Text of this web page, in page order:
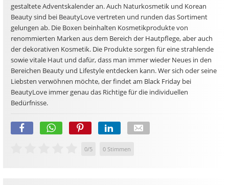
gestaltete Adventskalender an. Auch Naturkosmetik und Korean
Beauty sind bei BeautyLove vertreten und runden das Sortiment
gelungen ab. Die Boxen beinhalten Kosmetikprodukte von
renommierten Marken aus dem Bereich der Hautpflege, aber auch
der dekorativen Kosmetik. Die Produkte sorgen für eine strahlende
sowie vitale Haut und dafür, dass man immer wieder Neues in den
Bereichen Beauty und Lifestyle entdecken kann. Wer sich oder seine
Liebsten verwöhnen möchte, der findet am Black Friday bei
BeautyLove immer genau das Richtige für die individuellen
Bedürfnisse.
0/5 0 Stimmen